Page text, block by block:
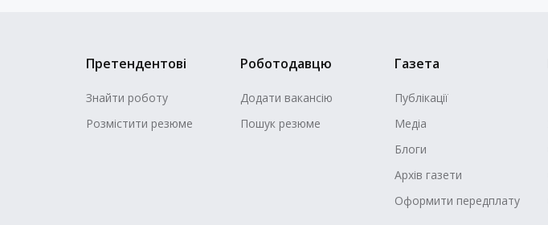
Претендентові
Знайти роботу
Розмістити резюме
Роботодавцю
Додати вакансію
Пошук резюме
Газета
Публікації
Медіа
Блоги
Архів газети
Оформити передплату